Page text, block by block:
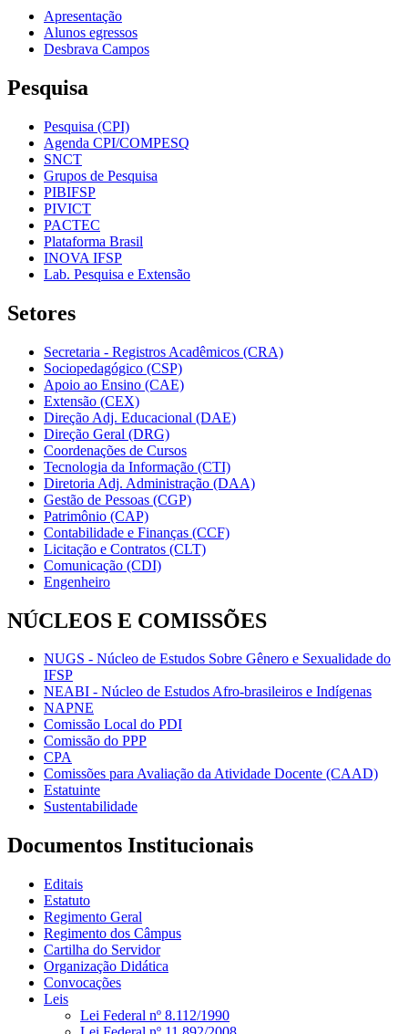
Apresentação
Alunos egressos
Desbrava Campos
Pesquisa
Pesquisa (CPI)
Agenda CPI/COMPESQ
SNCT
Grupos de Pesquisa
PIBIFSP
PIVICT
PACTEC
Plataforma Brasil
INOVA IFSP
Lab. Pesquisa e Extensão
Setores
Secretaria - Registros Acadêmicos (CRA)
Sociopedagógico (CSP)
Apoio ao Ensino (CAE)
Extensão (CEX)
Direção Adj. Educacional (DAE)
Direção Geral (DRG)
Coordenações de Cursos
Tecnologia da Informação (CTI)
Diretoria Adj. Administração (DAA)
Gestão de Pessoas (CGP)
Patrimônio (CAP)
Contabilidade e Finanças (CCF)
Licitação e Contratos (CLT)
Comunicação (CDI)
Engenheiro
NÚCLEOS E COMISSÕES
NUGS - Núcleo de Estudos Sobre Gênero e Sexualidade do
IFSP
NEABI - Núcleo de Estudos Afro-brasileiros e Indígenas
NAPNE
Comissão Local do PDI
Comissão do PPP
CPA
Comissões para Avaliação da Atividade Docente (CAAD)
Estatuinte
Sustentabilidade
Documentos Institucionais
Editais
Estatuto
Regimento Geral
Regimento dos Câmpus
Cartilha do Servidor
Organização Didática
Convocações
Leis
Lei Federal nº 8.112/1990